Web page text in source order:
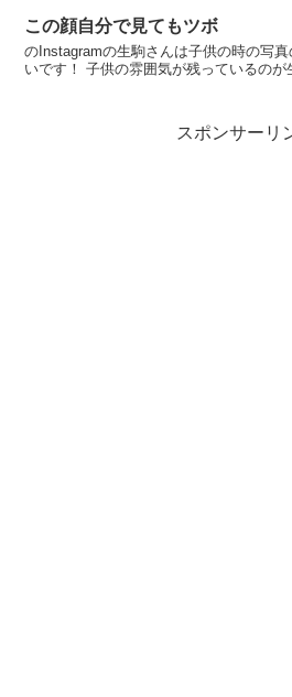
この顔自分で見てもツボ
のInstagramの生駒さんは子供の時の写
いです！ 子供の雰囲気が残っているのが
スポンサーリ